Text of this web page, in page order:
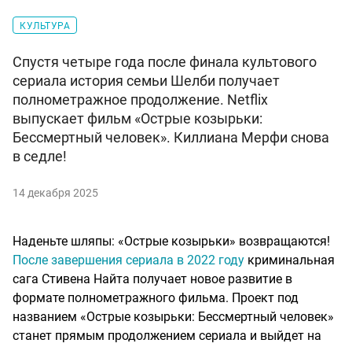
КУЛЬТУРА
Спустя четыре года после финала культового
сериала история семьи Шелби получает
полнометражное продолжение. Netflix
выпускает фильм «Острые козырьки:
Бессмертный человек». Киллиана Мерфи снова
в седле!
14 декабря 2025
Наденьте шляпы: «Острые козырьки» возвращаются!
После завершения сериала в 2022 году криминальная
сага Стивена Найта получает новое развитие в
формате полнометражного фильма. Проект под
названием «Острые козырьки: Бессмертный человек»
станет прямым продолжением сериала и выйдет на